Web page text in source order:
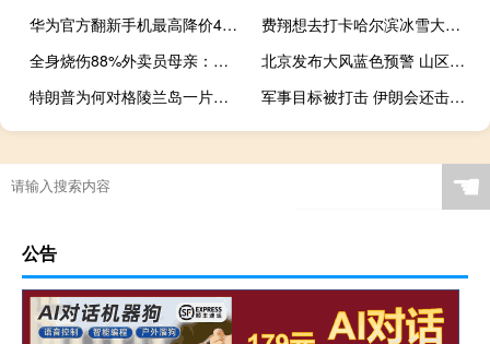
华为官方翻新手机最高降价4000元 双旦促销开启
费翔想去打卡哈尔滨冰雪大世界 感受冰雪奇观魅力
全身烧伤88%外卖员母亲：人还在ICU，情况时好时不好
北京发布大风蓝色预警 山区最低气温可达-11℃ 风寒效应明显
特朗普为何对格陵兰岛一片痴心 军事资源与航道吸引力
军事目标被打击 伊朗会还击吗 以色列警告勿升级冲突
☚
公告